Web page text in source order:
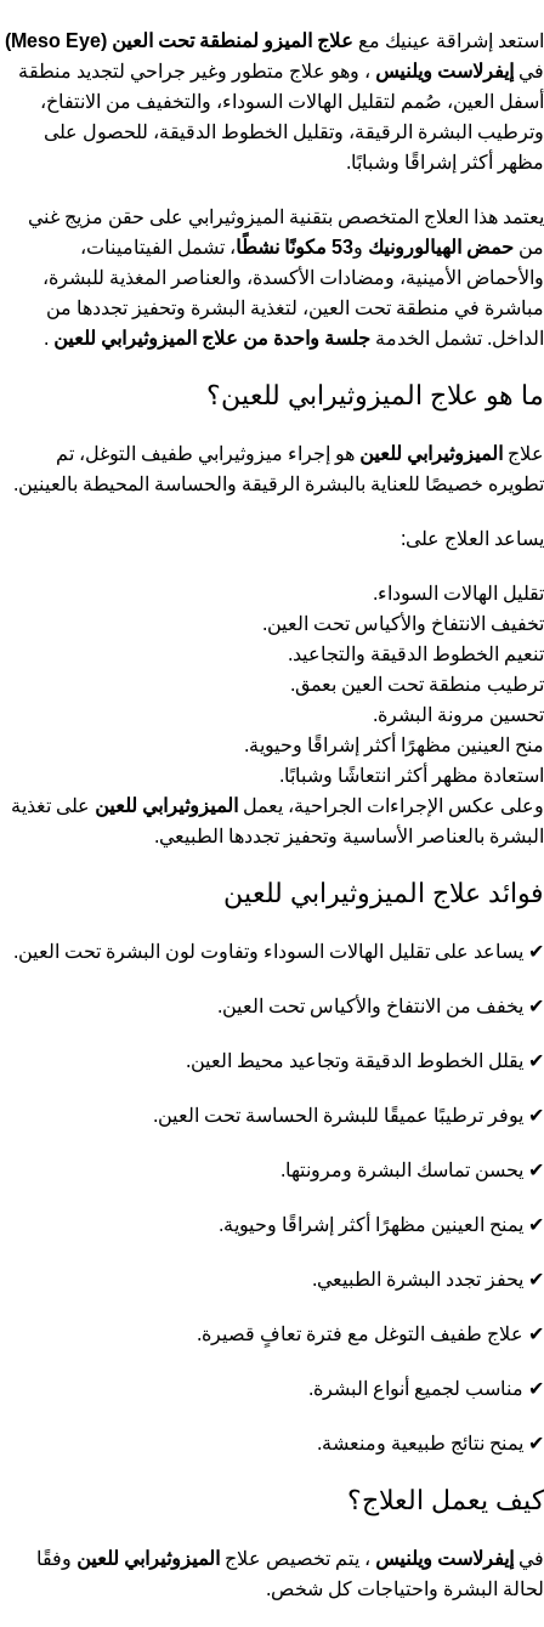
استعد إشراقة عينيك مع علاج الميزو لمنطقة تحت العين (Meso Eye)
في إيفرلاست ويلنيس ، وهو علاج متطور وغير جراحي لتجديد منطقة
أسفل العين، صُمم لتقليل الهالات السوداء، والتخفيف من الانتفاخ،
وترطيب البشرة الرقيقة، وتقليل الخطوط الدقيقة، للحصول على
مظهر أكثر إشراقًا وشبابًا.
يعتمد هذا العلاج المتخصص بتقنية الميزوثيرابي على حقن مزيج غني
من حمض الهيالورونيك و53 مكونًا نشطًا
، تشمل الفيتامينات،
والأحماض الأمينية، ومضادات الأكسدة، والعناصر المغذية للبشرة،
مباشرة في منطقة تحت العين، لتغذية البشرة وتحفيز تجددها من
الداخل. تشمل الخدمة جلسة واحدة من علاج الميزوثيرابي للعين .
ما هو علاج الميزوثيرابي للعين؟
علاج الميزوثيرابي للعين هو إجراء ميزوثيرابي طفيف التوغل، تم
تطويره خصيصًا للعناية بالبشرة الرقيقة والحساسة المحيطة بالعينين.
يساعد العلاج على:
تقليل الهالات السوداء.
تخفيف الانتفاخ والأكياس تحت العين.
تنعيم الخطوط الدقيقة والتجاعيد.
ترطيب منطقة تحت العين بعمق.
تحسين مرونة البشرة.
منح العينين مظهرًا أكثر إشراقًا وحيوية.
استعادة مظهر أكثر انتعاشًا وشبابًا.
وعلى عكس الإجراءات الجراحية، يعمل الميزوثيرابي للعين على تغذية
البشرة بالعناصر الأساسية وتحفيز تجددها الطبيعي.
فوائد علاج الميزوثيرابي للعين
✔ يساعد على تقليل الهالات السوداء وتفاوت لون البشرة تحت العين.
✔ يخفف من الانتفاخ والأكياس تحت العين.
✔ يقلل الخطوط الدقيقة وتجاعيد محيط العين.
✔ يوفر ترطيبًا عميقًا للبشرة الحساسة تحت العين.
✔ يحسن تماسك البشرة ومرونتها.
✔ يمنح العينين مظهرًا أكثر إشراقًا وحيوية.
✔ يحفز تجدد البشرة الطبيعي.
✔ علاج طفيف التوغل مع فترة تعافٍ قصيرة.
✔ مناسب لجميع أنواع البشرة.
✔ يمنح نتائج طبيعية ومنعشة.
كيف يعمل العلاج؟
في إيفرلاست ويلنيس ، يتم تخصيص علاج الميزوثيرابي للعين وفقًا
لحالة البشرة واحتياجات كل شخص.